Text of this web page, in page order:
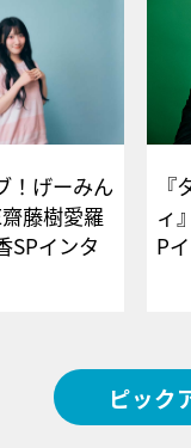
！げーみん
藤樹愛羅
SPインタ
ィ
P
ピック